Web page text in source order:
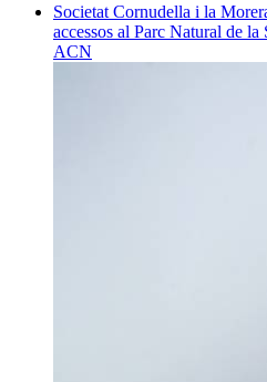
Societat Cornudella i la
accessos al Parc Natural de
ACN